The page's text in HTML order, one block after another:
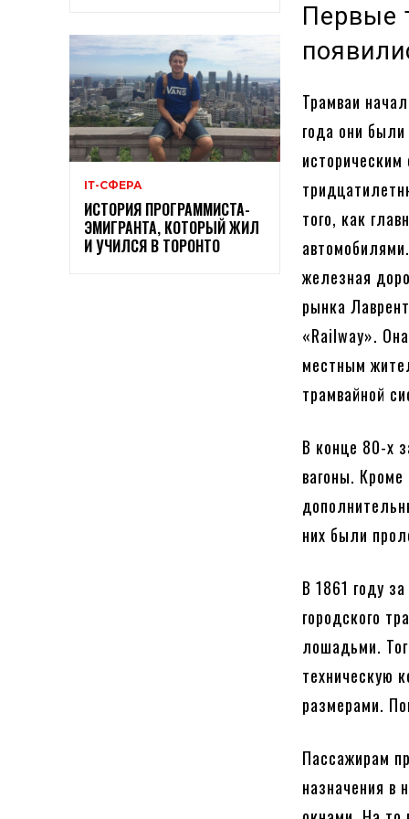
ІТ-СФЕРА
ИСТОРИЯ ПРОГРАММИСТА-
ЭМИГРАНТА, КОТОРЫЙ ЖИЛ
И УЧИЛСЯ В ТОРОНТО
Первые
Трамваи
года они
того, как
железная
рынка
«Railway».
местным
трамвайной
В конце 80-х
вагоны.
них были
В 1861 году
городского
лошадьми.
техническую
размерами.
Пассажирам
назначения в